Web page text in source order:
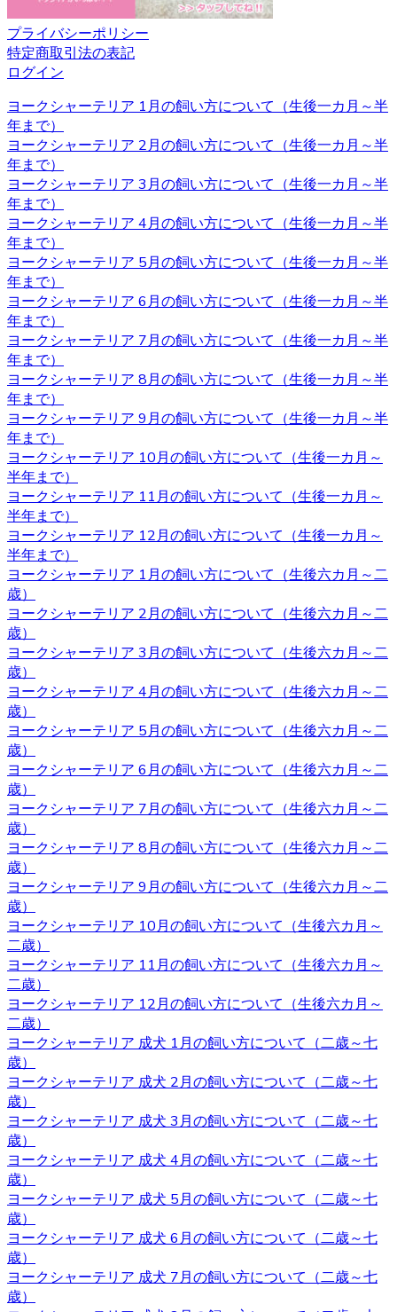
ドールへ是非お問い合わせください。
2020.11.13
入後でもわからないこと、心配なことがございましたらお
気軽にお問い合わせください。初めてヨークシャーテリア
をお迎えするお客様も、安心してご利用いただけます。 ご
購入の際は、是非お問い合わせ下さい。
2020.11.06
ワンちゃんを購入する際、男の子と女の子で迷うことがあ
りますが、繁殖を考えていないようであればそれほどこど
わりを持つ必要もないでしょう。 それぞれの注意点とし
て、男の子は縄張り意識があるのでマーキングをすること
があり、女の子の場合は避妊手術をしないと発情期に血が
出たり、妊娠の危険性があることがあります。 いずれの場
合も性格は飼い主の育て方次第なので、もしフィーリング
が合って気に入った子がいた場合には性別はそれほど重要
ではないでしょう。
2020.10.30
ヨークシャーテリアは体が小さいため、室内で遊び回るだ
けで十分な運動になります。高齢者など毎日散歩に連れて
行ってあげられるか不安な人にもおすすめです。しかし、
ヨークシャテリアのストレス発散のためにも、週何回かは
軽めの散歩に連れていってあげるのが良いでしょう。何か
わからないことがありましたら、ヨークシャーテリア専門
のブリーダー・ベベドール にご相談ください。
2020.10.23
ブリーダーから子犬をお迎えする利点は、ペットショップ
とは異なりブリーダーが一匹一匹の健康状態や性格などを
きちんと把握しているというところです。また、育て方な
どで不安があるときには直接ブリーダーに確認することが
できます。子犬を飼うのであれば、お迎えはブリーダーか
らするのが一番です。ベベドールはヨークシャーテリア専
門ブリーダーをしております。ヨークシャーテリアをお迎
えの際にはベベドールにお任せください。
2020.10.16
子犬を購入するにあたって重要なポイントとなるのが、健
康状態やワクチンの接種状況のことです。ベベドールで
は、紹介ページに記載があります通り、ワクチンの接種
や、それと合わせて健康診断も行っておりますので、お客
様の元に元気で健康な猫ちゃんをお届けすることが可能で
す。 ヨークシャーテリア購入をご検討の際は、私どもベベ
ドール にお任せ下さい。
2020.10.9
ベベドールは近鉄河内松原駅の近くに見学スペースがござ
います。お越しの際には駅まで送迎させていただきます。
見学スペースではかわいい子犬たちが皆様をお待ちしてい
ます。突然訪問していただいて見学していただくことはで
きないので、お越しの際にはあらかじめご予約をとってい
ただくようよろしくお願いいたします。ご検討の際にはお
気軽にお問い合わせください。
2020.10.2
ヨークシャーテリアは物覚えが早くしつけやすいと言われ
ています。気の強さと頑固さを持ちあわせるので、しっか
りとしつけてあげてください。 飼い主がリーダーだという
ことを示すことで、主従関係を構築したうえで信頼関係を
結ぶことができます。 自分のテリトリーをしっかりと守ろ
プライバシーポリシー
特定商取引法の表記
ログイン
ヨークシャーテリア 1月の飼い方について（生後一カ月～半
年まで）
ヨークシャーテリア 2月の飼い方について（生後一カ月～半
年まで）
ヨークシャーテリア 3月の飼い方について（生後一カ月～半
年まで）
ヨークシャーテリア 4月の飼い方について（生後一カ月～半
年まで）
ヨークシャーテリア 5月の飼い方について（生後一カ月～半
年まで）
ヨークシャーテリア 6月の飼い方について（生後一カ月～半
年まで）
ヨークシャーテリア 7月の飼い方について（生後一カ月～半
年まで）
ヨークシャーテリア 8月の飼い方について（生後一カ月～半
年まで）
ヨークシャーテリア 9月の飼い方について（生後一カ月～半
年まで）
ヨークシャーテリア 10月の飼い方について（生後一カ月～
半年まで）
ヨークシャーテリア 11月の飼い方について（生後一カ月～
半年まで）
ヨークシャーテリア 12月の飼い方について（生後一カ月～
半年まで）
ヨークシャーテリア 1月の飼い方について（生後六カ月～二
歳）
ヨークシャーテリア 2月の飼い方について（生後六カ月～二
歳）
ヨークシャーテリア 3月の飼い方について（生後六カ月～二
歳）
ヨークシャーテリア 4月の飼い方について（生後六カ月～二
歳）
ヨークシャーテリア 5月の飼い方について（生後六カ月～二
歳）
ヨークシャーテリア 6月の飼い方について（生後六カ月～二
歳）
ヨークシャーテリア 7月の飼い方について（生後六カ月～二
歳）
ヨークシャーテリア 8月の飼い方について（生後六カ月～二
歳）
ヨークシャーテリア 9月の飼い方について（生後六カ月～二
歳）
ヨークシャーテリア 10月の飼い方について（生後六カ月～
二歳）
ヨークシャーテリア 11月の飼い方について（生後六カ月～
二歳）
ヨークシャーテリア 12月の飼い方について（生後六カ月～
二歳）
ヨークシャーテリア 成犬 1月の飼い方について（二歳～七
歳）
ヨークシャーテリア 成犬 2月の飼い方について（二歳～七
歳）
ヨークシャーテリア 成犬 3月の飼い方について（二歳～七
歳）
ヨークシャーテリア 成犬 4月の飼い方について（二歳～七
歳）
ヨークシャーテリア 成犬 5月の飼い方について（二歳～七
歳）
ヨークシャーテリア 成犬 6月の飼い方について（二歳～七
歳）
ヨークシャーテリア 成犬 7月の飼い方について（二歳～七
歳）